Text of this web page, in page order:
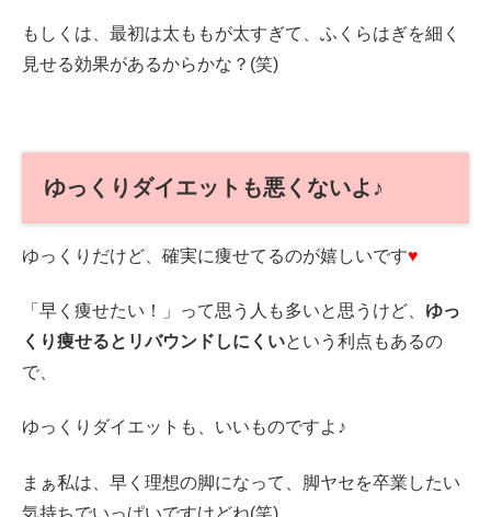
もしくは、最初は太ももが太すぎて、ふくらはぎを細く
見せる効果があるからかな？(笑)
ゆっくりダイエットも悪くないよ♪
ゆっくりだけど、確実に痩せてるのが嬉しいです♥
「早く痩せたい！」って思う人も多いと思うけど、 ゆっ
くり痩せるとリバウンドしにくいという利点もあるの
で、
ゆっくりダイエットも、いいものですよ♪
まぁ私は、早く理想の脚になって、脚ヤセを卒業したい
気持ちでいっぱいですけどね(笑)